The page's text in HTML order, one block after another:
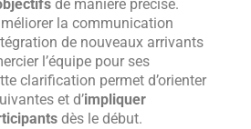
de manière précise.
la communication
de nouveaux arrivants
l’équipe pour ses
clarification permet d’orienter
et d’impliquer
dès le début.